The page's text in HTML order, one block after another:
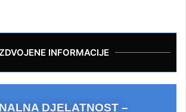
INFORMACIJE
DJELATNOST –